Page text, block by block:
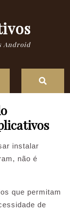
Android
instalar
não é
que permitam
de